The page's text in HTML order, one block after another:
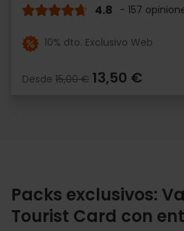
4.8 - 157
10% dto. Exclusivo Web
Desde 15,00 € 13,50 €
Packs exclusivos:
Tourist Card con